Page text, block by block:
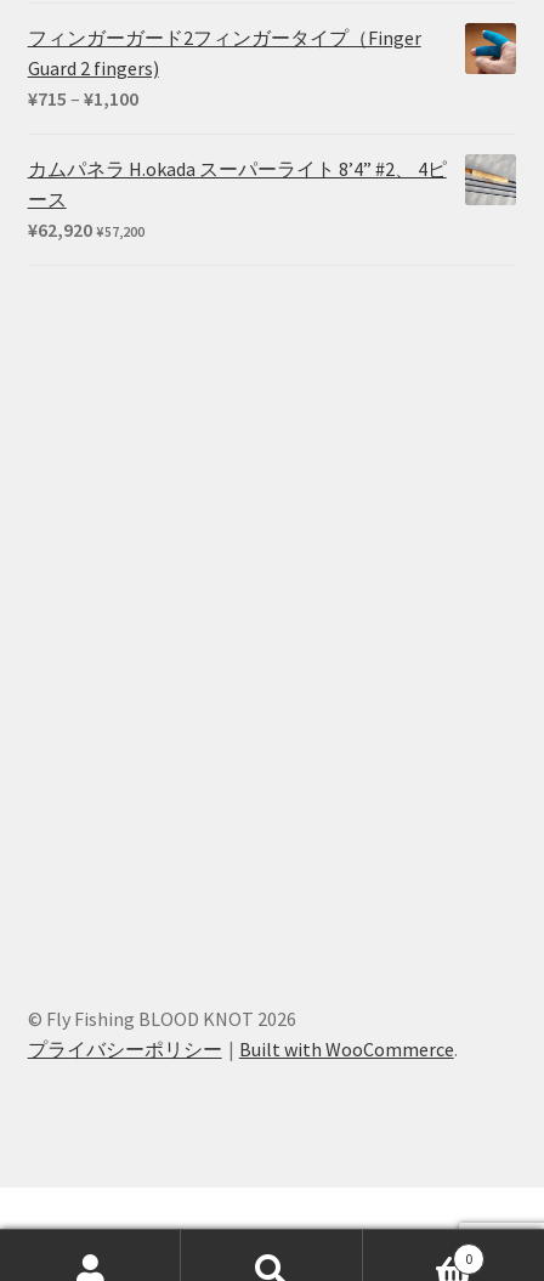
し
た。
で
す。
帯:
フィンガーガード2フィンガータイプ（Finger
Guard 2 fingers)
¥715 – ¥1,100価
帯:
カムパネラ H.okada スーパーライト 8’4” #2、 4ピ
ース
¥62,920 ¥57,200
© Fly Fishing BLOOD KNOT 2026
プライバシーポリシー
Built with WooCommerce.
0